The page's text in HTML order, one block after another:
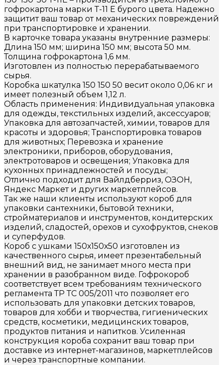
гофрокартона марки Т-11 Е бурого цвета. Надежно
защитит ваш товар от механических повреждений
при транспортировке и хранении.
В карточке товара указаны внутренние размеры:
Длина 150 мм; ширина 150 мм; высота 50 мм.
Толщина гофрокартона 1,6 мм.
Изготовлен из полностью перерабатываемого
сырья.
Коробка шкатулка 150 150 50 весит около 0,06 кг и
имеет полезный объем 1,12 л.
Область применения: Индивидуальная упаковка
для одежды, текстильных изделий, аксессуаров;
Упаковка для автозапчастей, химии, товаров для
красоты и здоровья; Транспортировка товаров
для животных; Перевозка и хранение
электроники, приборов, оборудования,
электротоваров и освещения; Упаковка для
кухонных принадлежностей и посуды;
Отлично подходит для Вайлдберриз, ОЗОН,
Яндекс Маркет и других маркетплейсов.
Так же наши клиенты используют короб для
упаковки сантехники, бытовой техники,
стройматериалов и инструментов, кондитерских
изделий, сладостей, орехов и сухофруктов, снеков
и суперфудов.
Короб с ушками 150х150х50 изготовлен из
качественного сырья, имеет презентабельный
внешний вид, не занимает много места при
хранении в разобранном виде. Гофрокороб
соответствует всем требованиям технического
регламента ТР ТС 005/2011 что позволяет его
использовать для упаковки детских товаров,
товаров для хобби и творчества, гигиенических
средств, косметики, медицинских товаров,
продуктов питания и напитков. Усиленная
конструкция короба сохранит ваш товар при
доставке из интернет-магазинов, маркетплейсов
и через транспортные компании.